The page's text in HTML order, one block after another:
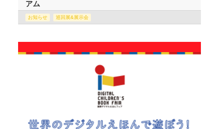
アム
お知らせ 巡回展&展示会